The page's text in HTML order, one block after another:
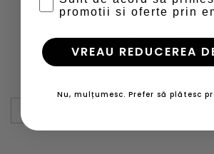
Caracteristici
Mansete maneci striate;
Logo grafic printat.
promotii si oferte prin
VREAU REDUCEREA
Nu, mulțumesc. Prefer să plătesc